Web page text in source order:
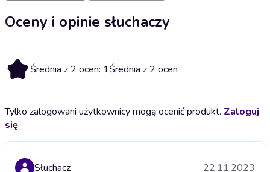
Oceny i opinie słuchaczy
1 Średnia z 2 ocen: 1Średnia z 2 ocen
Tylko zalogowani użytkownicy mogą ocenić produkt. Zaloguj
się
Słuchacz 22.11.2023